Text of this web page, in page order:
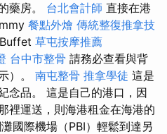
藥房。 台北會計師 直接在港
餐點外燴 傳統整復推拿技
Buffet 草屯按摩推薦
台中市整骨 請務必查看與背
）。 南屯整骨 推拿學徒 這是
念品。 這是自己的港口，因
裡運送，則海港租金在海港的
國際機場（PBI）輕鬆到達另